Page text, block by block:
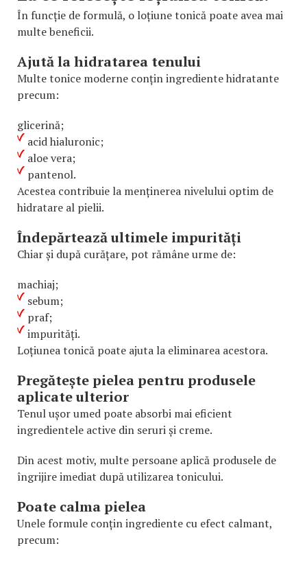
În funcție de formulă, o loțiune tonică poate avea mai
multe beneficii.
Ajută la hidratarea tenului
Multe tonice moderne conțin ingrediente hidratante
precum:
glicerină;
acid hialuronic;
aloe vera;
pantenol.
Acestea contribuie la menținerea nivelului optim de
hidratare al pielii.
Îndepărtează ultimele impurități
Chiar și după curățare, pot rămâne urme de:
machiaj;
sebum;
praf;
impurități.
Loțiunea tonică poate ajuta la eliminarea acestora.
Pregătește pielea pentru produsele
aplicate ulterior
Tenul ușor umed poate absorbi mai eficient
ingredientele active din seruri și creme.
Din acest motiv, multe persoane aplică produsele de
îngrijire imediat după utilizarea tonicului.
Poate calma pielea
Unele formule conțin ingrediente cu efect calmant,
precum: